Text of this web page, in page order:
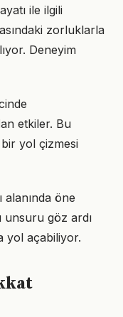
ile ilgili
zorluklarla
Deneyim
etkiler. Bu
yol çizmesi
öne
unsuru göz ardı
yol açabiliyor.